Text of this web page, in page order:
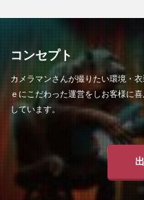
コンセプト
カメラマンさんが撮りたい環境・
ｅにこだわった運営をしお客様に
しています。